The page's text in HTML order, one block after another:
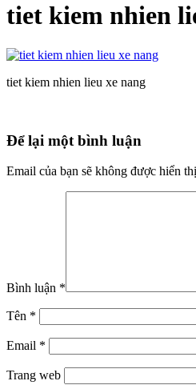
tiet kiem nhien
tiet kiem nhien lieu xe nang
Để lại một bình luận
Email của bạn sẽ không được hiển
Bình luận *
Tên *
Email *
Trang web